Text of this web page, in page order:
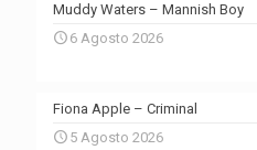
Muddy Waters – Mannish Boy
6 Agosto 2026
Fiona Apple – Criminal
5 Agosto 2026